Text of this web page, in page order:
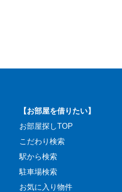
【お部屋を借りたい】
お部屋探しTOP
こだわり検索
駅から検索
駐車場検索
お気に入り物件